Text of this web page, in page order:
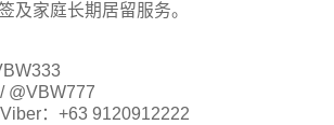
及家庭长期居留服务。
@VBW777
：+63 9120912222